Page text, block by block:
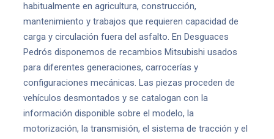
habitualmente en agricultura, construcción,
mantenimiento y trabajos que requieren capacidad de
carga y circulación fuera del asfalto. En Desguaces
Pedrós disponemos de recambios Mitsubishi usados
para diferentes generaciones, carrocerías y
configuraciones mecánicas. Las piezas proceden de
vehículos desmontados y se catalogan con la
información disponible sobre el modelo, la
motorización, la transmisión, el sistema de tracción y el